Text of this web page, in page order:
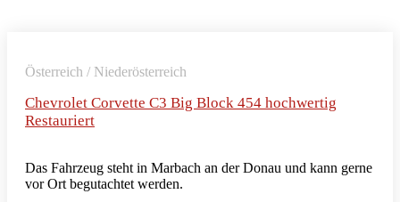
Österreich / Niederösterreich
Chevrolet Corvette C3 Big Block 454 hochwertig
Restauriert
Das Fahrzeug steht in Marbach an der Donau und kann gerne
vor Ort begutachtet werden.